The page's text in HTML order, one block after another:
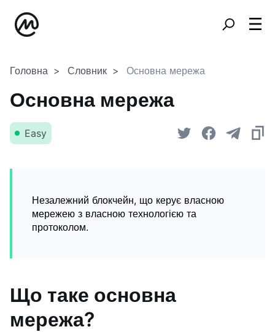
Головна Словник Основна мережа
Основна мережа
Easy
Незалежний блокчейн, що керує власною
мережею з власною технологією та
протоколом.
Що таке основна
мережа?